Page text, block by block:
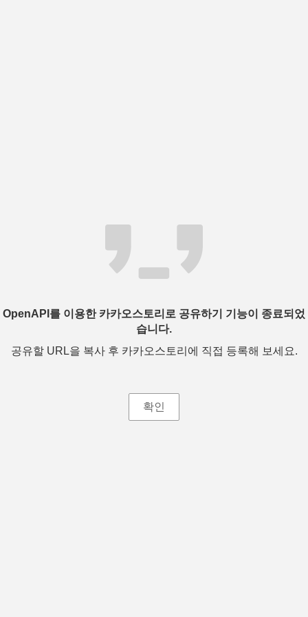
OpenAPI를 이용한 카카오스토리로 공유하기 기능이 종료되었
습니다.
공유할 URL을 복사 후 카카오스토리에 직접 등록해 보세요.
확인